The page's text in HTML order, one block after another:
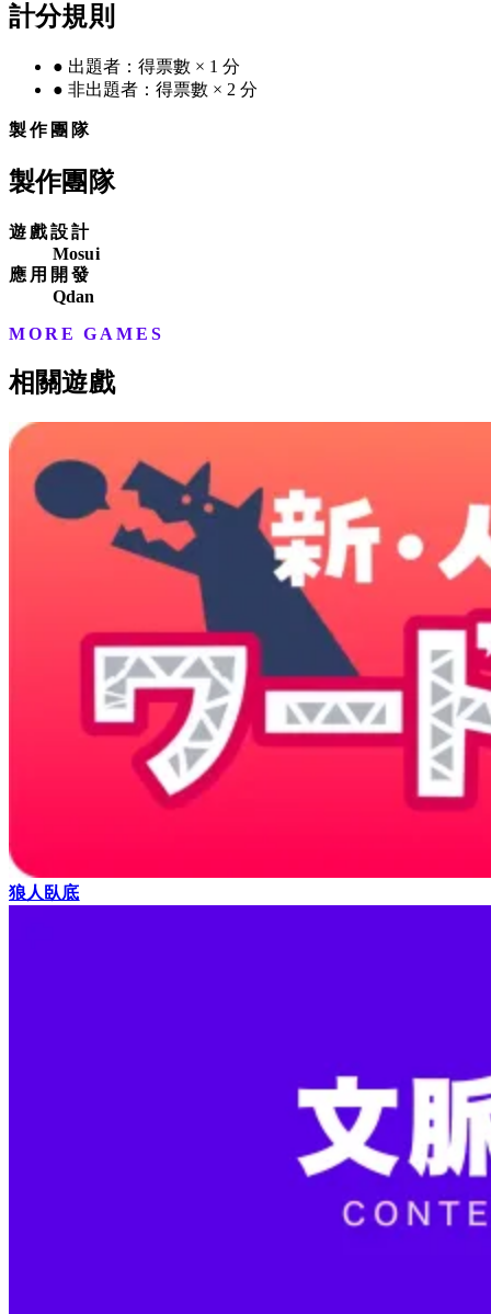
計分規則
● 出題者：得票數 × 1 分
● 非出題者：得票數 × 2 分
製作團隊
製作團隊
遊戲設計
Mosui
應用開發
Qdan
MORE GAMES
相關遊戲
狼人臥底